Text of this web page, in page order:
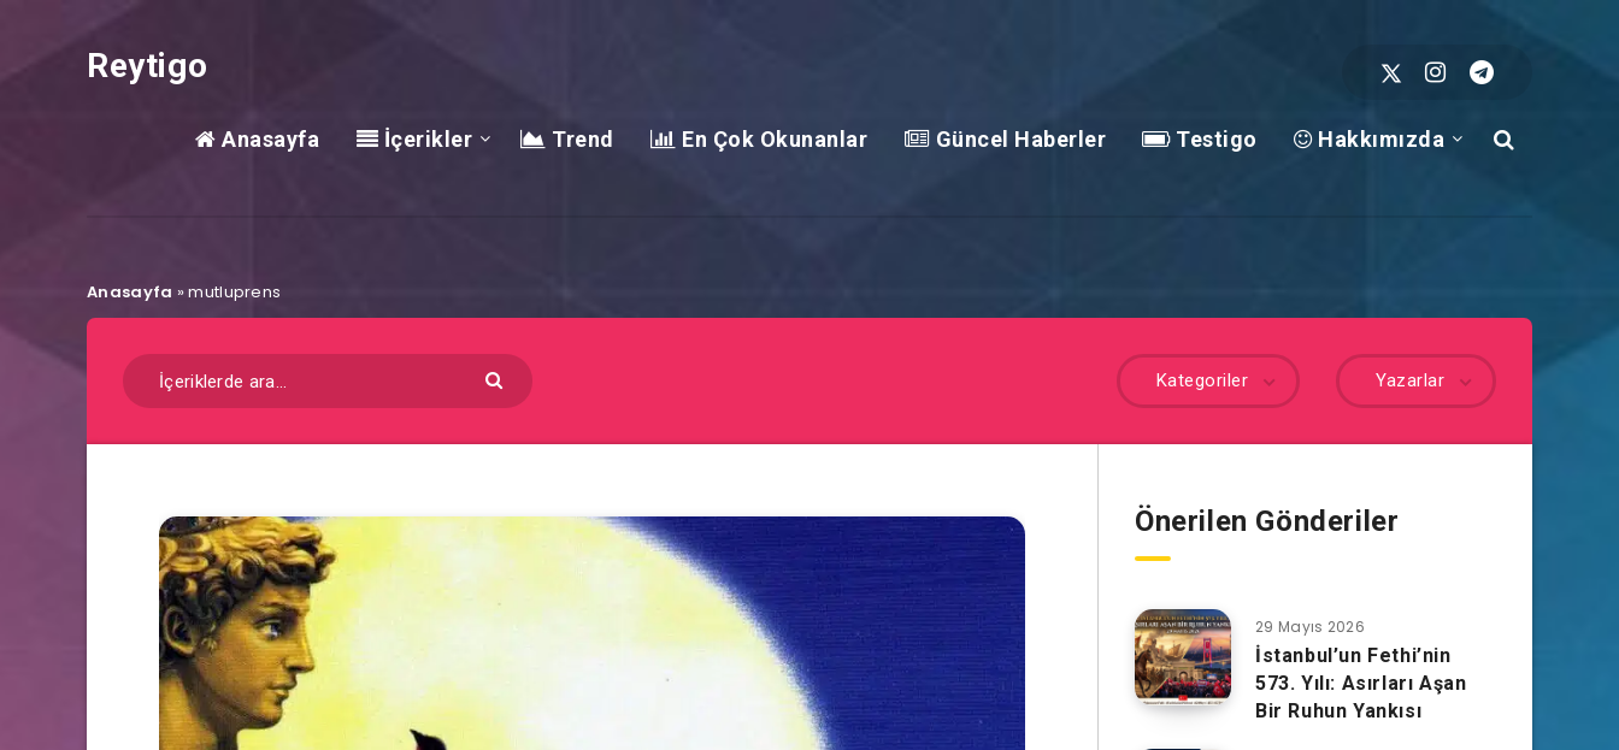
Reytigo
Anasayfa İçerikler Trend En Çok Okunanlar Güncel Haberler Testigo Hakkımızda
Anasayfa »mutluprens
Yazarlar
Kategoriler
Önerilen Gönderiler
29 Mayıs 2026
İstanbul’un Fethi’nin
573. Yılı: Asırları Aşan
Bir Ruhun Yankısı